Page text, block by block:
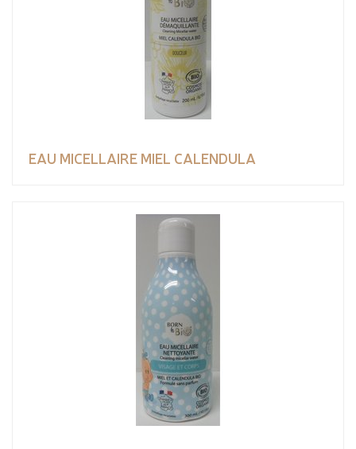
EAU MICELLAIRE MIEL CALENDULA